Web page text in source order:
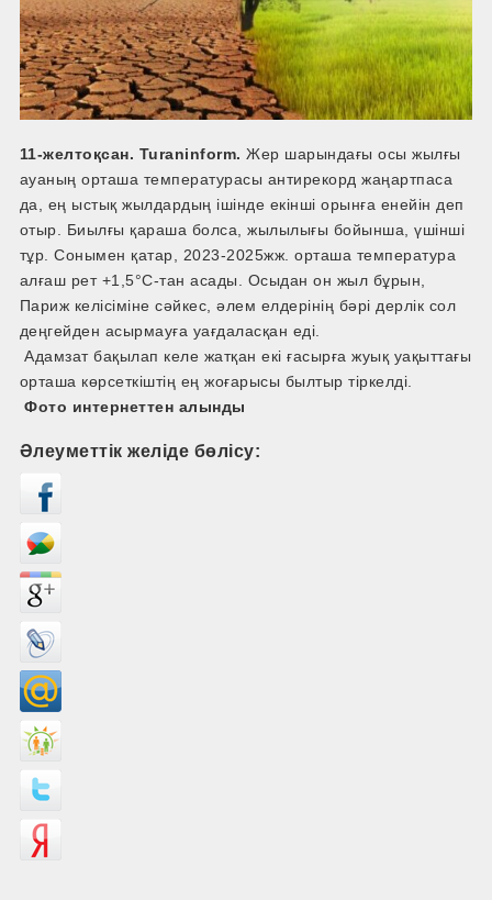
11-желтоқсан. Turaninform. Жер шарындағы осы жылғы
ауаның орташа температурасы антирекорд жаңартпаса
да, ең ыстық жылдардың ішінде екінші орынға енейін деп
отыр. Биылғы қараша болса, жылылығы бойынша, үшінші
тұр. Сонымен қатар, 2023-2025жж. орташа температура
алғаш рет +1,5°C-тан асады. Осыдан он жыл бұрын,
Париж келісіміне сәйкес, әлем елдерінің бәрі дерлік сол
деңгейден асырмауға уағдаласқан еді.
Адамзат бақылап келе жатқан екі ғасырға жуық уақыттағы
орташа көрсеткіштің ең жоғарысы былтыр тіркелді.
Фото интернеттен алынды
Әлеуметтік желіде бөлісу: